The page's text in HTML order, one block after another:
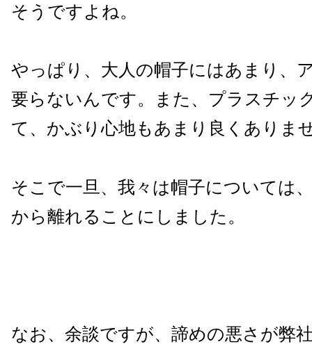
そうですよね。
やっぱり、大人の帽子にはあまり、
要らないんです。また、プラスチッ
て、かぶり心地もあまり良くありま
そこで一旦、我々は帽子については
から離れることにしました。
なお、余談ですが、諦めの悪さが弊